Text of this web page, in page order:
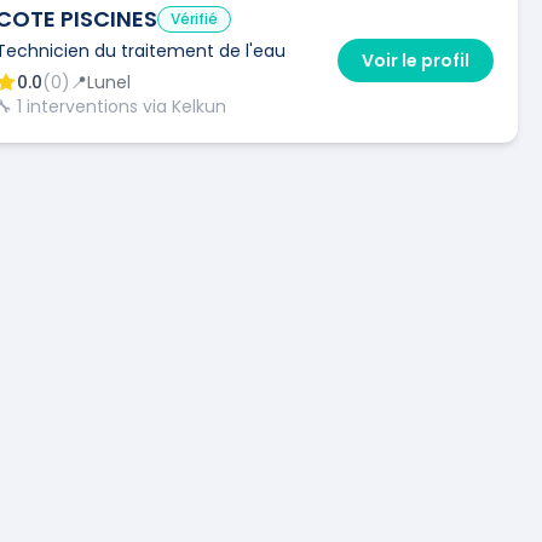
PISCINES Vérifié
du traitement de l'eau
0.0(0) 📍Lunel
1 interventions via Kelkun
Voir le profil